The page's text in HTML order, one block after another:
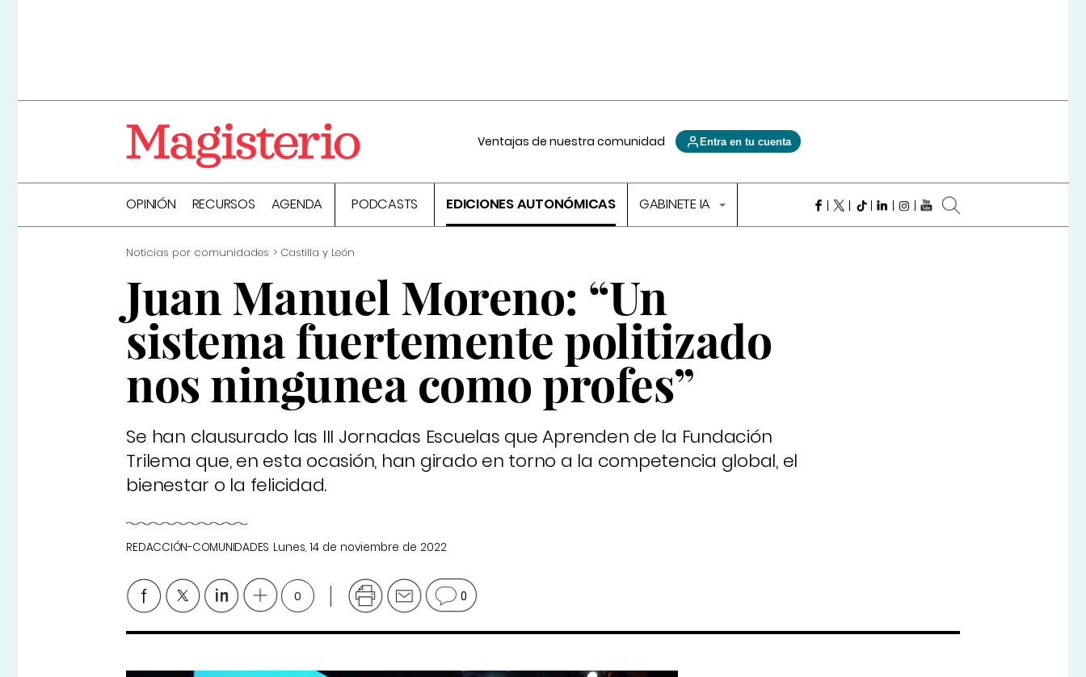
Ventajas de nuestra comunidad Entra en tu cuenta
OPINIÓN RECURSOS AGENDA PODCASTS EDICIONES AUTONÓMICAS GABINETE IA
Noticias por comunidades Castilla y León
Juan Manuel Moreno: “Un
sistema fuertemente politizado
nos ningunea como profes”
Se han clausurado las III Jornadas Escuelas que Aprenden de la Fundación
Trilema que, en esta ocasión, han girado en torno a la competencia global, el
bienestar o la felicidad.
REDACCIÓN-COMUNIDADES Lunes, 14 de noviembre de 2022
0 0